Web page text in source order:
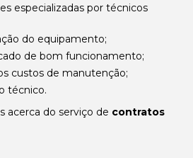
especializadas por técnicos
do equipamento;
de bom funcionamento;
custos de manutenção;
técnico.
acerca do serviço de contratos